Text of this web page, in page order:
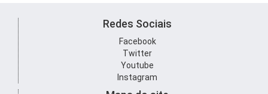
Redes Sociais
Facebook
Twitter
Youtube
Instagram